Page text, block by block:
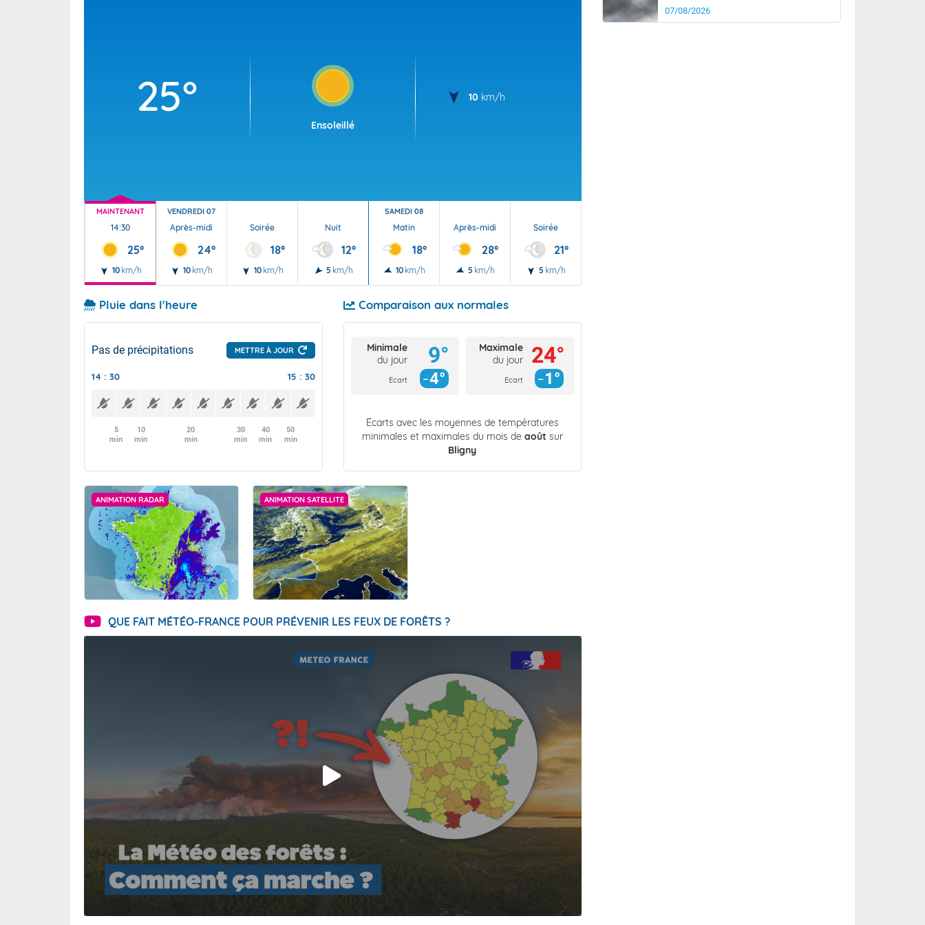
25°
Ensoleillé
10 km/h
MAINTENANT
14:30
25°
10 km/h
VENDREDI 07
Après-midi
24°
10 km/h
Soirée
18°
10 km/h
Nuit
12°
5 km/h
SAMEDI 08
Matin
18°
10 km/h
Après-midi
28°
5 km/h
Soirée
21°
5 km/h
Pluie dans l'heure
Pas de précipitations METTRE À JOUR
14 : 30 15 : 30
5
min
10
min
20
min
30
min
40
min
50
min
Comparaison aux normales
Minimale
du jour
Ecart
9°
4°
Maximale
du jour
Ecart
24°
1°
Écarts avec les moyennes de températures
minimales et maximales du mois de août sur
Bligny
ANIMATION RADAR ANIMATION SATELLITE
QUE FAIT MÉTÉO-FRANCE POUR PRÉVENIR LES FEUX DE FORÊTS ?
07/08/2026